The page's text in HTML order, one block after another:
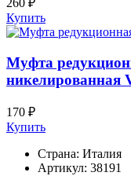
260 ₽
Купить
Муфта
никелированная
170 ₽
Купить
Страна: Италия
Артикул: 38191